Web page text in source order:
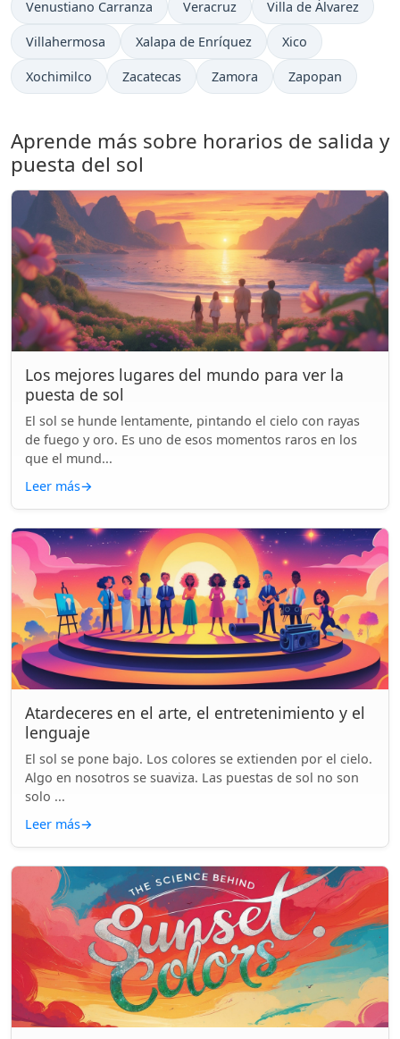
Venustiano Carranza Veracruz Villa de Álvarez
Villahermosa Xalapa de Enríquez Xico
Xochimilco Zacatecas Zamora Zapopan
Aprende más sobre horarios de salida y
puesta del sol
Los mejores lugares del mundo para ver la
puesta de sol
El sol se hunde lentamente, pintando el cielo con rayas
de fuego y oro. Es uno de esos momentos raros en los
que el mund...
Leer más→
Atardeceres en el arte, el entretenimiento y el
lenguaje
El sol se pone bajo. Los colores se extienden por el cielo.
Algo en nosotros se suaviza. Las puestas de sol no son
solo ...
Leer más→